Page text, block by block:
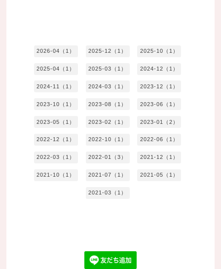
2026-04（1） 2025-12（1） 2025-10（1）
2025-04（1） 2025-03（1） 2024-12（1）
2024-11（1） 2024-03（1） 2023-12（1）
2023-10（1） 2023-08（1） 2023-06（1）
2023-05（1） 2023-02（1） 2023-01（2）
2022-12（1） 2022-10（1） 2022-06（1）
2022-03（1） 2022-01（3） 2021-12（1）
2021-10（1） 2021-07（1） 2021-05（1）
2021-03（1）